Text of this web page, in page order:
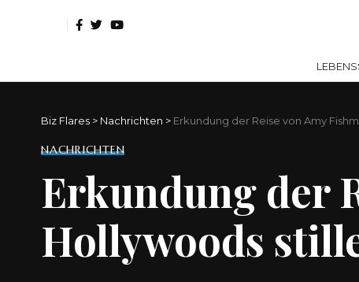
Biz Flares > Nachrichten > Erkundung der Reise von Amy
NACHRICHTEN
Erkundung der
Hollywoods